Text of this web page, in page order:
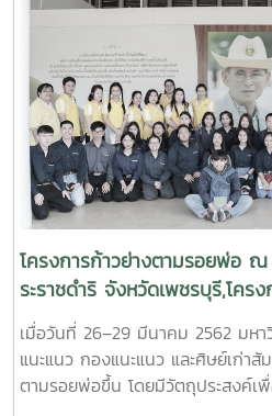
โครงการก้าวย่างตามรอยพ่อ
ระราชดำริ จังหวัดเพชรบุรี,โค
รักษ์ จังหวัดสมุทรสงคราม และศู
เนื่องมาจากโครงการพระราชด
เมื่อวันที่ 26–29 มีนาคม 2562 มหา
แนะแนว กองแนะแนว และศิษย์เก่า
ตามรอยพ่อขึ้น โดยมีวัตถุประสงค์เ